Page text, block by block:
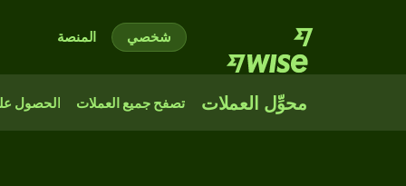
شخصي المنصة
محوِّل العملات تصفح جميع العملات الحصول